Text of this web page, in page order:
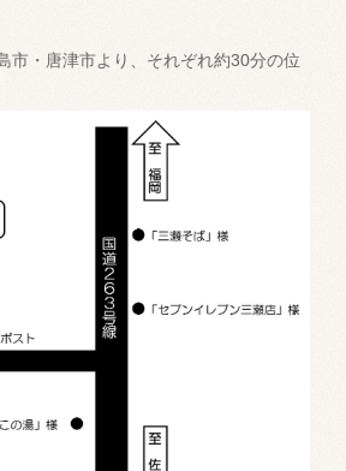
市・唐津市より、それぞれ約30分の位